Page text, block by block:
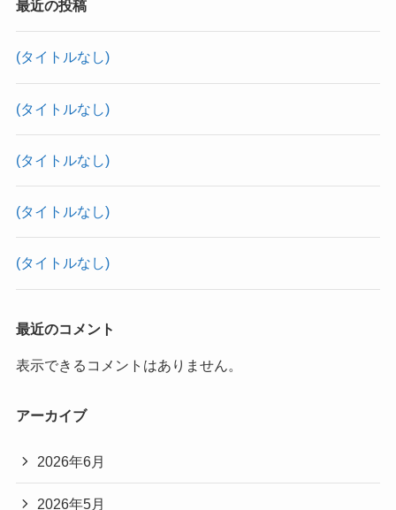
最近の投稿
(タイトルなし)
(タイトルなし)
(タイトルなし)
(タイトルなし)
(タイトルなし)
最近のコメント
表示できるコメントはありません。
アーカイブ
2026年6月
2026年5月